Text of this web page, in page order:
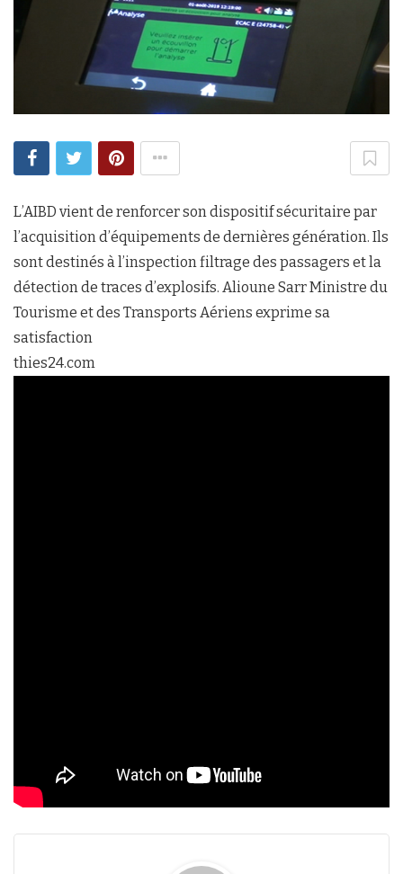
L’AIBD vient de renforcer son dispositif sécuritaire par
l’acquisition d’équipements de dernières génération. Ils
sont destinés à l’inspection filtrage des passagers et la
détection de traces d’explosifs. Alioune Sarr Ministre du
Tourisme et des Transports Aériens exprime sa
satisfaction
thies24.com